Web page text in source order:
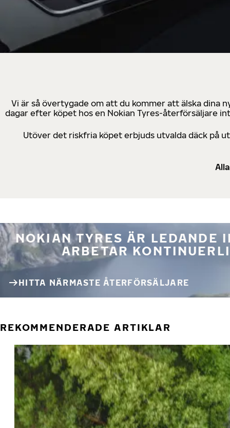
Vi är så övertygade om att du kommer att älska dina
dagar efter köpet hos en Nokian Tyres-återförsäljare
Utöver det riskfria köpet erbjuds utvalda däck på
NOKIAN TYRES ÄR LEDANDE
ARBETAR
HITTA NÄRMASTE ÅTERFÖRSÄLJARE
REKOMMENDERADE ARTIKLAR